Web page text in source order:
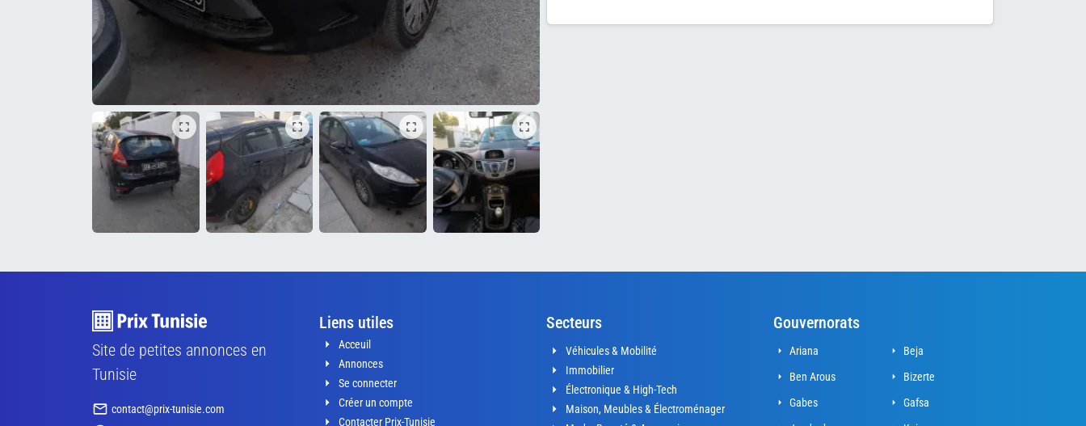
Site de petites annonces en
Tunisie
contact@prix-tunisie.com
Liens utiles
Acceuil
Annonces
Se connecter
Créer un compte
Contacter Prix-Tunisie
Secteurs
Véhicules & Mobilité
Immobilier
Électronique & High-Tech
Maison, Meubles & Électroménager
Gouvernorats
Ariana
Beja
Ben Arous
Bizerte
Gabes
Gafsa